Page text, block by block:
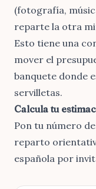
(fotografía,
reparte la otra
Esto tiene una
mover el
banquete donde
servilletas.
Calcula tu
Pon tu número
reparto
española por